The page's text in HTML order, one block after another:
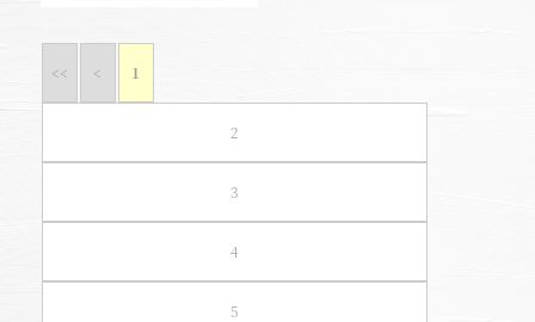
HOME
「旅」のご提案
「特集」
鬼怒川
<< < 1
2
3
4
5